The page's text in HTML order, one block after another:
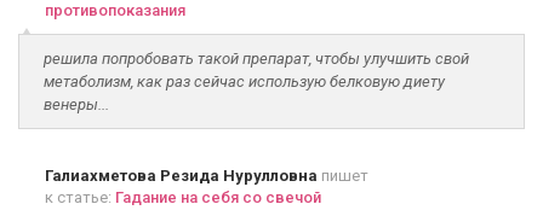
противопоказания
решила попробовать такой препарат, чтобы улучшить свой
метаболизм, как раз сейчас использую белковую диету
венеры...
Галиахметова Резида Нурулловна пишет
к статье: Гадание на себя со свечой